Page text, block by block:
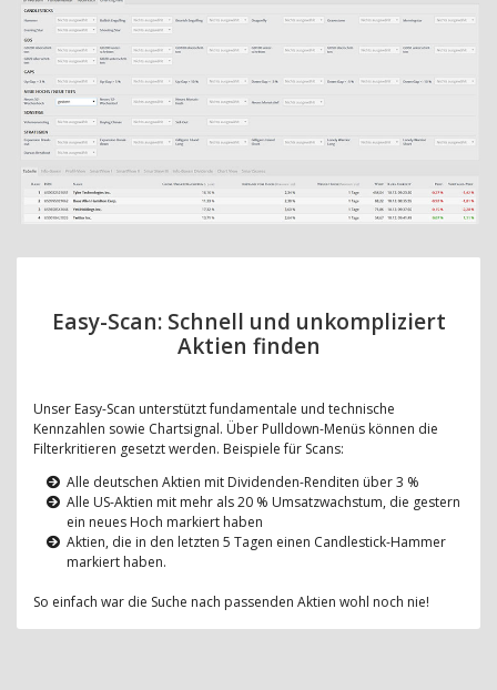
Easy-Scan: Schnell und unkompliziert
Aktien finden
Unser Easy-Scan unterstützt fundamentale und technische
Kennzahlen sowie Chartsignal. Über Pulldown-Menüs können die
Filterkritieren gesetzt werden. Beispiele für Scans:
Alle deutschen Aktien mit Dividenden-Renditen über 3 %
Alle US-Aktien mit mehr als 20 % Umsatzwachstum, die gestern
ein neues Hoch markiert haben
Aktien, die in den letzten 5 Tagen einen Candlestick-Hammer
markiert haben.
So einfach war die Suche nach passenden Aktien wohl noch nie!